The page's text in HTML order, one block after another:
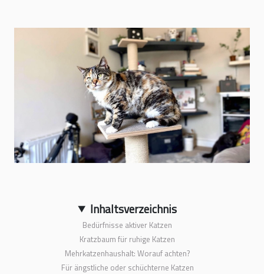
Inhaltsverzeichnis
Bedürfnisse aktiver Katzen
Kratzbaum für ruhige Katzen
Mehrkatzenhaushalt: Worauf achten?
Für ängstliche oder schüchterne Katzen